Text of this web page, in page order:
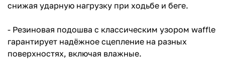
снижая ударную нагрузку при ходьбе и беге.
- Резиновая подошва с классическим узором waffle
гарантирует надёжное сцепление на разных
поверхностях, включая влажные.